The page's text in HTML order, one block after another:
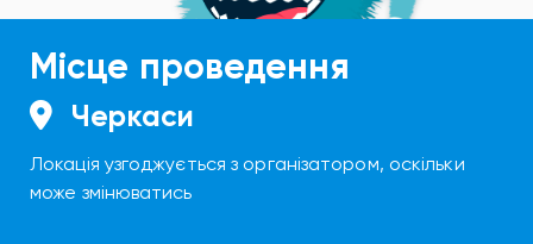
Місце проведення
Черкаси
Локація узгоджується з організатором, оскільки
може змінюватись